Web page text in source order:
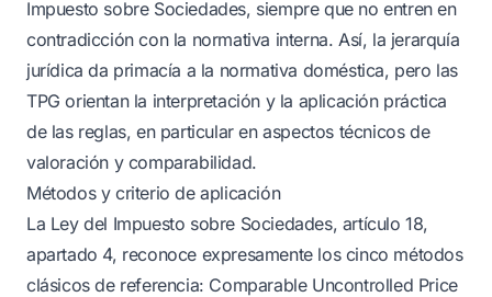
Impuesto sobre Sociedades, siempre que no entren en
contradicción con la normativa interna. Así, la jerarquía
jurídica da primacía a la normativa doméstica, pero las
TPG orientan la interpretación y la aplicación práctica
de las reglas, en particular en aspectos técnicos de
valoración y comparabilidad.
Métodos y criterio de aplicación
La Ley del Impuesto sobre Sociedades, artículo 18,
apartado 4, reconoce expresamente los cinco métodos
clásicos de referencia: Comparable Uncontrolled Price